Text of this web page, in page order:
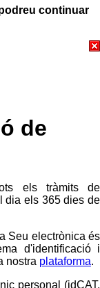
continuar
de
els tràmits de
dia els 365 dies de
Seu electrònica és
d'identificació i
nostra plataforma.
personal (idCAT,